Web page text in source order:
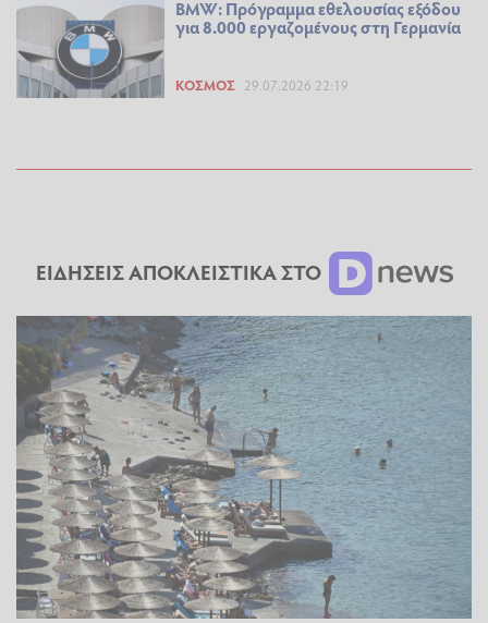
BMW: Πρόγραμμα εθελουσίας εξόδου
για 8.000 εργαζομένους στη Γερμανία
ΚΌΣΜΟΣ 29.07.2026 22:19
ΕΙΔΗΣΕΙΣ ΑΠΟΚΛΕΙΣΤΙΚΑ ΣΤΟ